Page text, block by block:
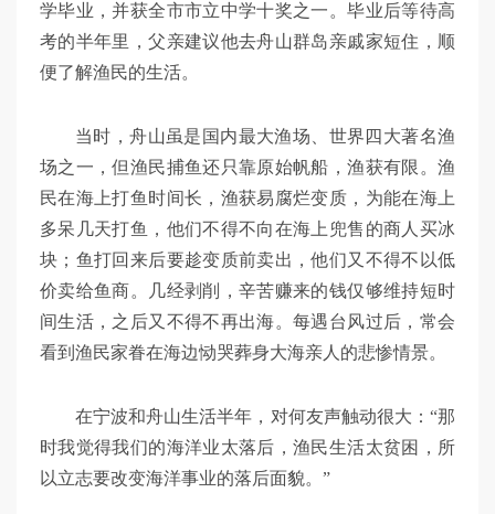
学毕业，并获全市市立中学十奖之一。毕业后等待高
考的半年里，父亲建议他去舟山群岛亲戚家短住，顺
便了解渔民的生活。
当时，舟山虽是国内最大渔场、世界四大著名渔
场之一，但渔民捕鱼还只靠原始帆船，渔获有限。渔
民在海上打鱼时间长，渔获易腐烂变质，为能在海上
多呆几天打鱼，他们不得不向在海上兜售的商人买冰
块；鱼打回来后要趁变质前卖出，他们又不得不以低
价卖给鱼商。几经剥削，辛苦赚来的钱仅够维持短时
间生活，之后又不得不再出海。每遇台风过后，常会
看到渔民家眷在海边恸哭葬身大海亲人的悲惨情景。
在宁波和舟山生活半年，对何友声触动很大：“那
时我觉得我们的海洋业太落后，渔民生活太贫困，所
以立志要改变海洋事业的落后面貌。”